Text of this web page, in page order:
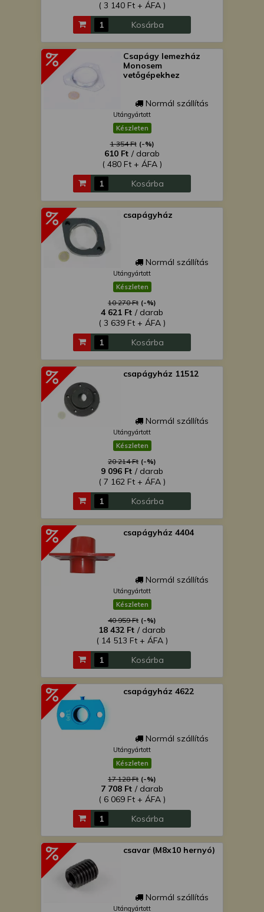
( 3 140 Ft + ÁFA )
Kosárba
Csapágy lemezház
Monosem
vetőgépekhez
Normál szállítás
Utángyártott
Készleten
1 354 Ft (-%)
610 Ft / darab
( 480 Ft + ÁFA )
Kosárba
csapágyház
Normál szállítás
Utángyártott
Készleten
10 270 Ft (-%)
4 621 Ft / darab
( 3 639 Ft + ÁFA )
Kosárba
csapágyház 11512
Normál szállítás
Utángyártott
Készleten
20 214 Ft (-%)
9 096 Ft / darab
( 7 162 Ft + ÁFA )
Kosárba
csapágyház 4404
Normál szállítás
Utángyártott
Készleten
40 959 Ft (-%)
18 432 Ft / darab
( 14 513 Ft + ÁFA )
Kosárba
csapágyház 4622
Normál szállítás
Utángyártott
Készleten
17 128 Ft (-%)
7 708 Ft / darab
( 6 069 Ft + ÁFA )
Kosárba
csavar (M8x10 hernyó)
Normál szállítás
Utángyártott